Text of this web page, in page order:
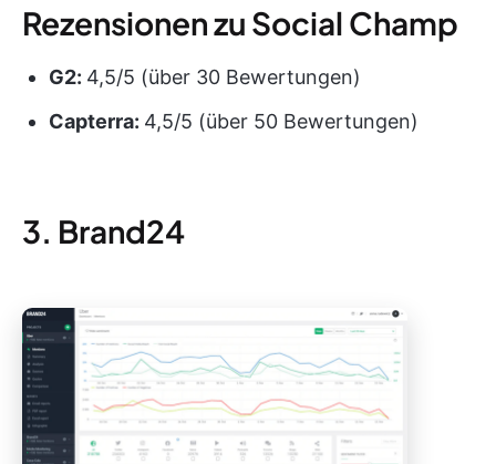
Rezensionen zu Social Champ
G2: 4,5/5 (über 30 Bewertungen)
Capterra: 4,5/5 (über 50 Bewertungen)
3. Brand24